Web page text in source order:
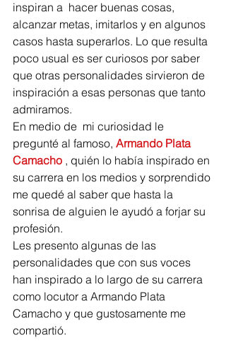
inspiran a  hacer buenas cosas,
alcanzar metas, imitarlos y en algunos
casos hasta superarlos. Lo que resulta
poco usual es ser curiosos por saber
que otras personalidades sirvieron de
inspiración a esas personas que tanto
admiramos.
En medio de  mi curiosidad le
pregunté al famoso, Armando Plata
Camacho , quién lo había inspirado en
su carrera en los medios y sorprendido
me quedé al saber que hasta la
sonrisa de alguien le ayudó a forjar su
profesión.
Les presento algunas de las
personalidades que con sus voces
han inspirado a lo largo de su carrera
como locutor a Armando Plata
Camacho y que gustosamente me
compartió.